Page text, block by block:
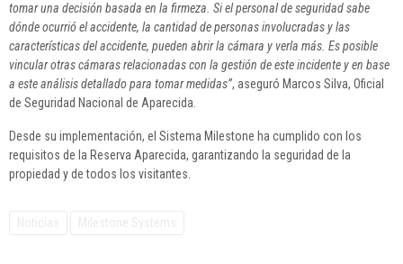
tomar una decisión basada en la firmeza. Si el personal de seguridad sabe
dónde ocurrió el accidente, la cantidad de personas involucradas y las
características del accidente, pueden abrir la cámara y verla más. Es posible
vincular otras cámaras relacionadas con la gestión de este incidente y en base
a este análisis detallado para tomar medidas”, aseguró Marcos Silva, Oficial
de Seguridad Nacional de Aparecida.
Desde su implementación, el Sistema Milestone ha cumplido con los
requisitos de la Reserva Aparecida, garantizando la seguridad de la
propiedad y de todos los visitantes.
Noticias Milestone Systems